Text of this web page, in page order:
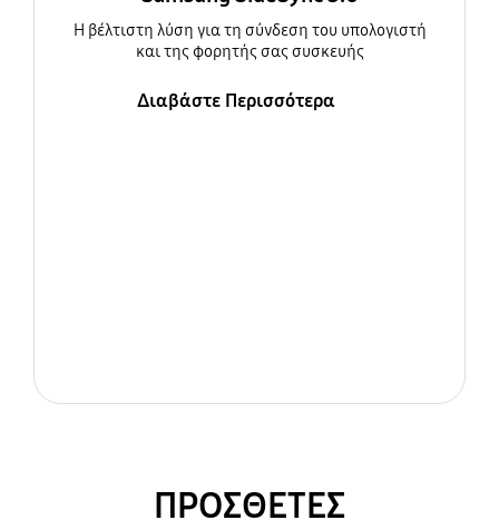
Η βέλτιστη λύση για τη σύνδεση του υπολογιστή
και της φορητής σας συσκευής
Διαβάστε Περισσότερα
ΠΡΟΣΘΕΤΕΣ